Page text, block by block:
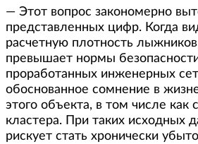
— Этот вопрос закономерно
представленных цифр. Когда
расчетную плотность
превышает нормы
проработанных инженерных
обоснованное сомнение в
этого объекта, в том числе как
кластера. При таких исходных
рискует стать хронически